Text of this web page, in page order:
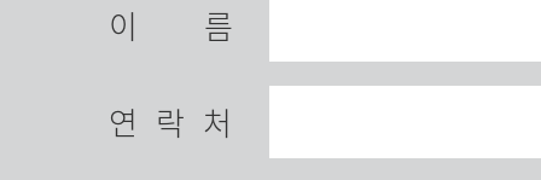
이름
연락처